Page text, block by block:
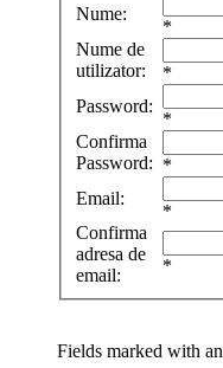
Nume:
*
Nume de
utilizator:
*
Password:
*
Confirma
Password: *
Email:
*
Confirma
adresa de
email:
*
Fields marked with